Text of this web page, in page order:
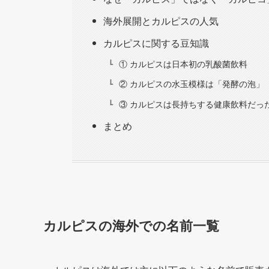
海外展開とカルピスの人気
カルピスに関する豆知識
① カルピスは日本初の乳酸菌飲料
② カルピスの水玉模様は「発酵の泡」
③ カルピスは長持ちする健康飲料だっ
まとめ
カルピスの海外での名前一覧